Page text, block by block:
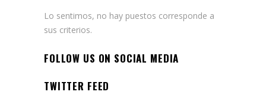
Lo sentimos, no hay puestos corresponde a
sus criterios.
FOLLOW US ON SOCIAL MEDIA
TWITTER FEED